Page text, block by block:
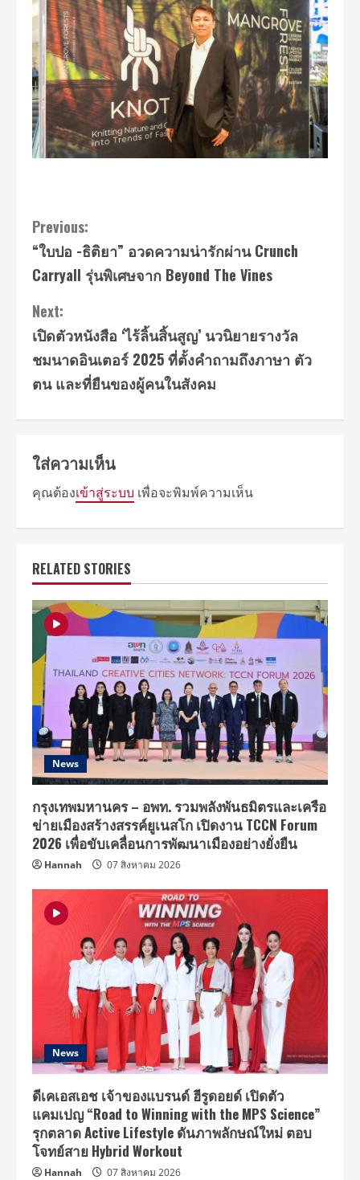
Continue
Reading
Previous:
“ใบปอ -ธิติยา” อวดความน่ารักผ่าน Crunch
Carryall รุ่นพิเศษจาก Beyond The Vines
Next:
เปิดตัวหนังสือ ‘ไร้ลิ้นสิ้นสูญ’ นวนิยายรางวัล
ชมนาดอินเตอร์ 2025 ที่ตั้งคำถามถึงภาษา ตัว
ตน และที่ยืนของผู้คนในสังคม
ใส่ความเห็น
คุณต้องเข้าสู่ระบบ เพื่อจะพิมพ์ความเห็น
RELATED STORIES
News
กรุงเทพมหานคร – อพท. รวมพลังพันธมิตรและเครือ
ข่ายเมืองสร้างสรรค์ยูเนสโก เปิดงาน TCCN Forum
2026 เพื่อขับเคลื่อนการพัฒนาเมืองอย่างยั่งยืน
Hannah 07 สิงหาคม 2026
News
ดีเคเอสเอช เจ้าของแบรนด์ ฮีรูดอยด์ เปิดตัว
แคมเปญ “Road to Winning with the MPS Science”
รุกตลาด Active Lifestyle ดันภาพลักษณ์ใหม่ ตอบ
โจทย์สาย Hybrid Workout
Hannah 07 สิงหาคม 2026